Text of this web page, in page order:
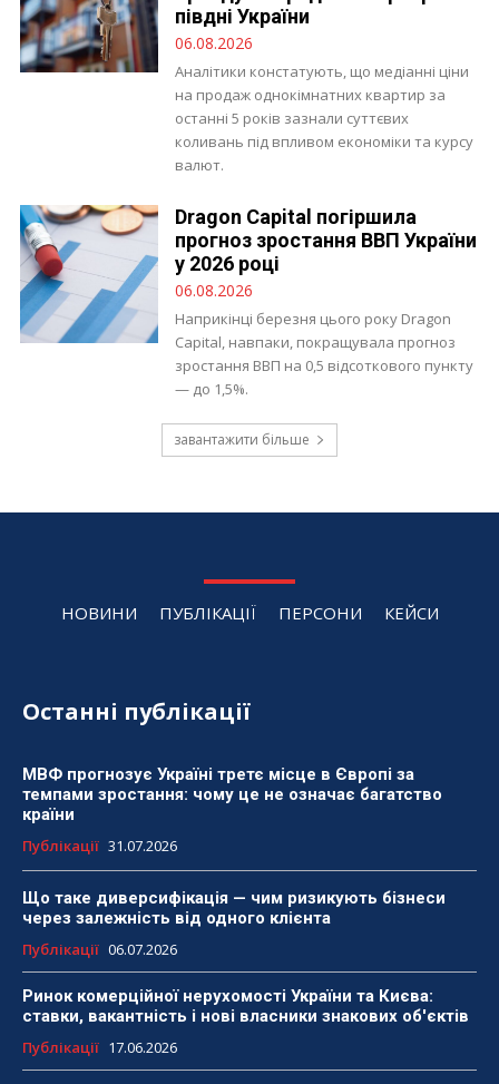
півдні України
06.08.2026
Аналітики констатують, що медіанні ціни
на продаж однокімнатних квартир за
останні 5 років зазнали суттєвих
коливань під впливом економіки та курсу
валют.
Dragon Capital погіршила
прогноз зростання ВВП України
у 2026 році
06.08.2026
Наприкінці березня цього року Dragon
Capital, навпаки, покращувала прогноз
зростання ВВП на 0,5 відсоткового пункту
— до 1,5%.
завантажити більше
НОВИНИ ПУБЛІКАЦІЇ ПЕРСОНИ КЕЙСИ
Останні публікації
МВФ прогнозує Україні третє місце в Європі за
темпами зростання: чому це не означає багатство
країни
Публікації 31.07.2026
Що таке диверсифікація — чим ризикують бізнеси
через залежність від одного клієнта
Публікації 06.07.2026
Ринок комерційної нерухомості України та Києва:
ставки, вакантність і нові власники знакових об'єктів
Публікації 17.06.2026